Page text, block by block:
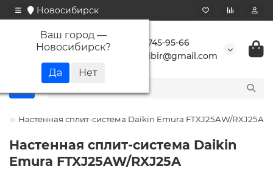
Новосибирск
Ваш город —
Новосибирск?
+7 923 745-95-66
buransibir@gmail.com
Настенная сплит-система Daikin Emura FTXJ25AW/RXJ25A
Настенная сплит-система Daikin
Emura FTXJ25AW/RXJ25A